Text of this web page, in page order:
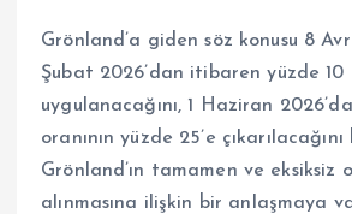
Grönland’a giden söz konusu 8
Şubat 2026’dan itibaren yüzde 10
uygulanacağını, 1 Haziran
oranının yüzde 25’e
Grönland’ın tamamen ve eksiksiz
alınmasına ilişkin bir anlaşmaya